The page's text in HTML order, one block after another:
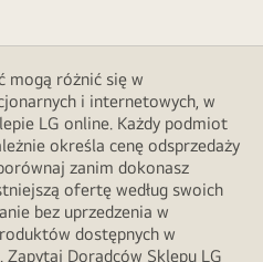
mogą różnić się w
i internetowych, w
LG online. Każdy podmiot
określa cenę odsprzedaży
zanim dokonasz
ofertę według swoich
bez uprzedzenia w
dostępnych w
Doradców Sklepu LG